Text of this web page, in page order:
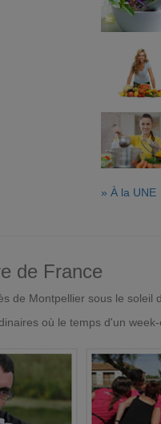
» À la UNE
de France
de Montpellier sous le soleil
où le temps d'un